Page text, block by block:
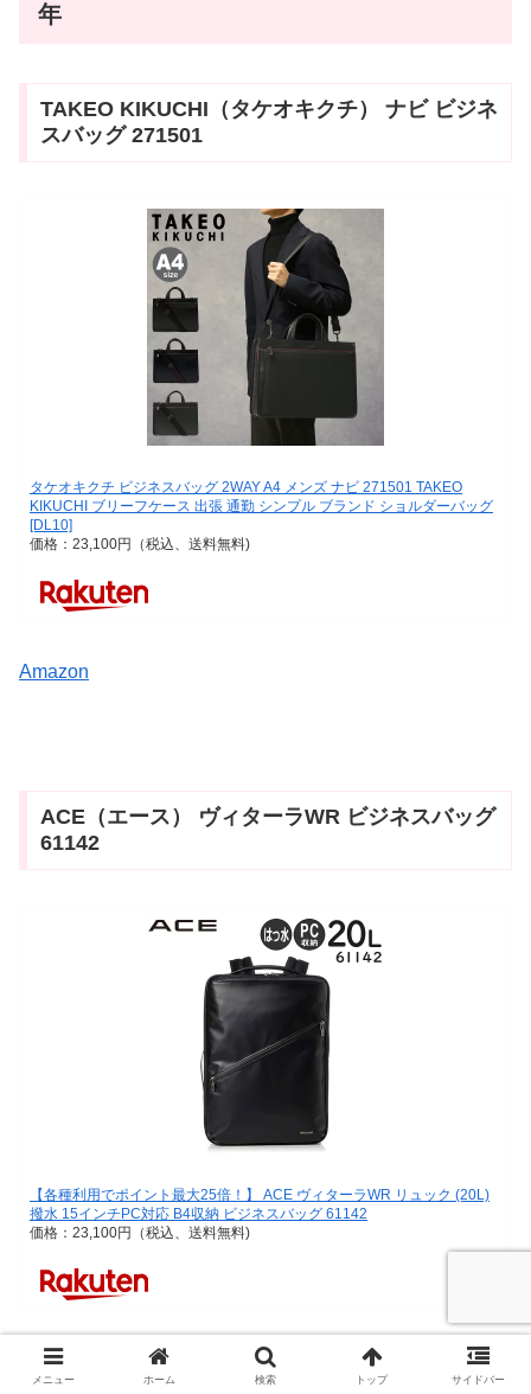
年
TAKEO KIKUCHI（タケオキクチ） ナビ ビジネ
スバッグ 271501
タケオキクチ ビジネスバッグ 2WAY A4 メンズ ナビ 271501 TAKEO
KIKUCHI ブリーフケース 出張 通勤 シンプル ブランド ショルダーバッグ
[DL10]
価格：23,100円（税込、送料無料)
Amazon
ACE（エース） ヴィターラWR ビジネスバッグ
61142
【各種利用でポイント最大25倍！】 ACE ヴィターラWR リュック (20L)
撥水 15インチPC対応 B4収納 ビジネスバッグ 61142
価格：23,100円（税込、送料無料)
Amazon
メニュー ホーム 検索 トップ サイドバー